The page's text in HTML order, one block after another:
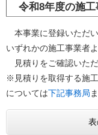
令和8年度の施
本事業に登録いただ
いずれかの施工事業者
見積りをご確認いただ
※見積りを取得する施
については下記事務局